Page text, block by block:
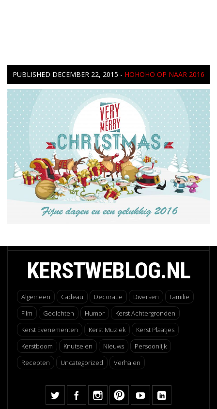
PUBLISHED DECEMBER 22, 2015 - HOHOHO OP NAAR 2016
KERSTWEBLOG.NL
Algemeen Cadeau Decoratie Diversen
Familie
Film
Gedichten Humor
Kerst Achtergronden
Kerst Evenementen
Kerst Muziek
Kerst Plaatjes
Kerstboom
Knutselen Nieuws
Persoonlijk
Recepten
Uncategorized Verhalen